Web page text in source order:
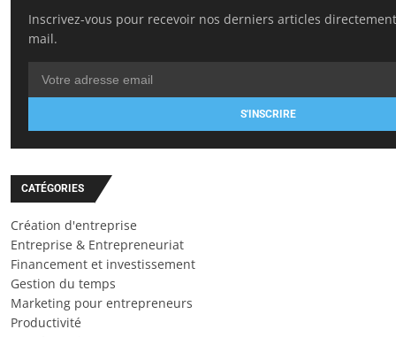
Inscrivez-vous pour recevoir nos derniers articles
mail.
S'INSCRIRE
CATÉGORIES
Création d'entreprise
Entreprise & Entrepreneuriat
Financement et investissement
Gestion du temps
Marketing pour entrepreneurs
Productivité